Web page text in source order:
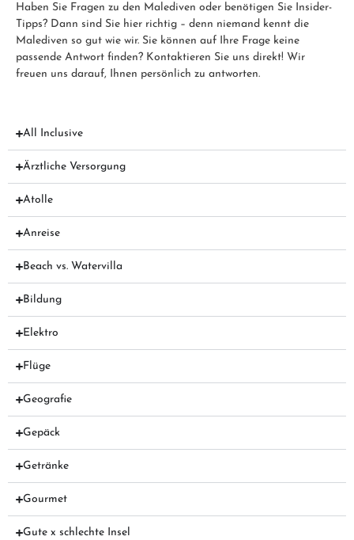
Haben Sie Fragen zu den Malediven oder benötigen Sie Insider-
Tipps? Dann sind Sie hier richtig – denn niemand kennt die
Malediven so gut wie wir. Sie können auf Ihre Frage keine
passende Antwort finden? Kontaktieren Sie uns direkt! Wir
freuen uns darauf, Ihnen persönlich zu antworten.
All Inclusive
Ärztliche Versorgung
Atolle
Anreise
Beach vs. Watervilla
Bildung
Elektro
Flüge
Geografie
Gepäck
Getränke
Gourmet
Gute x schlechte Insel